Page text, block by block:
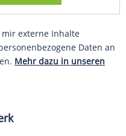
externe Inhalte
Daten an
Mehr dazu in unseren